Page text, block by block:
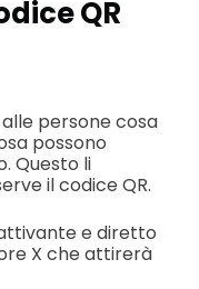
QR
persone cosa
possono
Questo li
il codice QR.
e diretto
X che attirerà